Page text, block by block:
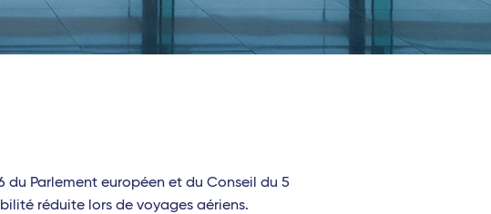
du Parlement européen et du Conseil du 5
réduite lors de voyages aériens.